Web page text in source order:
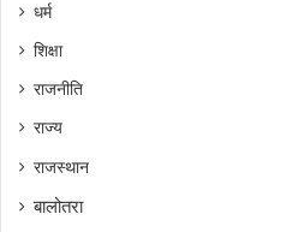
धर्म
शिक्षा
राजनीति
राज्य
राजस्थान
बालोतरा